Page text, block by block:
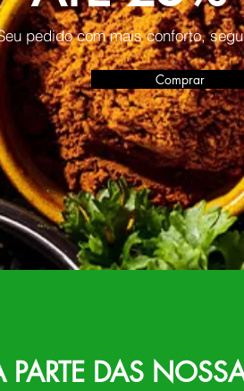
pedido com mais conforto,
Comprar
PARTE DAS